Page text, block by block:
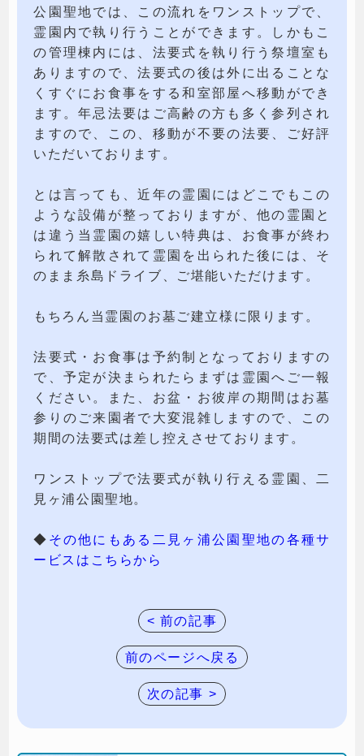
公園聖地では、この流れをワンストップで、
霊園内で執り行うことができます。しかもこ
の管理棟内には、法要式を執り行う祭壇室も
ありますので、法要式の後は外に出ることな
くすぐにお食事をする和室部屋へ移動ができ
ます。年忌法要はご高齢の方も多く参列され
ますので、この、移動が不要の法要、ご好評
いただいております。
とは言っても、近年の霊園にはどこでもこの
ような設備が整っておりますが、他の霊園と
は違う当霊園の嬉しい特典は、お食事が終わ
られて解散されて霊園を出られた後には、そ
のまま糸島ドライブ、ご堪能いただけます。
もちろん当霊園のお墓ご建立様に限ります。
法要式・お食事は予約制となっておりますの
で、予定が決まられたらまずは霊園へご一報
ください。また、お盆・お彼岸の期間はお墓
参りのご来園者で大変混雑しますので、この
期間の法要式は差し控えさせております。
ワンストップで法要式が執り行える霊園、二
見ヶ浦公園聖地。
◆ その他にもある二見ヶ浦公園聖地の各種サ
ービスはこちらから
< 前の記事
前のページへ戻る
次の記事 >